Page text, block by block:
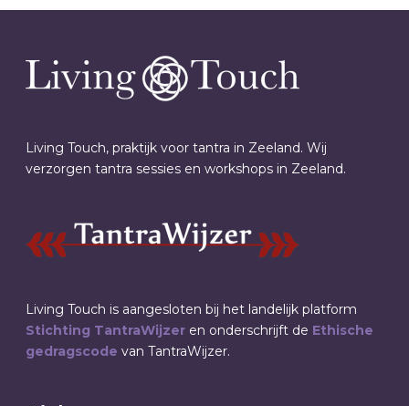
Living Touch, praktijk voor tantra in Zeeland. Wij
verzorgen tantra sessies en workshops in Zeeland.
Living Touch is aangesloten bij het landelijk platform
Stichting TantraWijzer en onderschrijft de Ethische
gedragscode van TantraWijzer.